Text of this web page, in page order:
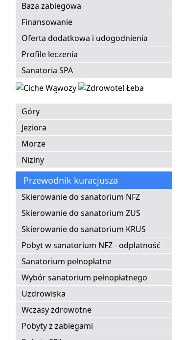
Baza zabiegowa
Finansowanie
Oferta dodatkowa i udogodnienia
Profile leczenia
Sanatoria SPA
Góry
Jeziora
Morze
Niziny
Przewodnik kuracjusza
Skierowanie do sanatorium NFZ
Skierowanie do sanatorium ZUS
Skierowanie do sanatorium KRUS
Pobyt w sanatorium NFZ - odpłatność
Sanatorium pełnopłatne
Wybór sanatorium pełnopłatnego
Uzdrowiska
Wczasy zdrowotne
Pobyty z zabiegami